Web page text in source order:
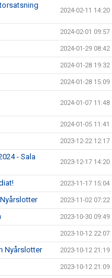
2024-02-11 14:20
2024-02-01 09:57
2024-01-29 08:42
2024-01-28 19:32
2024-01-28 15:09
2024-01-07 11:48
2024-01-05 11:41
2023-12-22 12:17
- Sala
2023-12-17 14:20
2023-11-17 15:04
2023-11-02 07:22
2023-10-30 09:49
2023-10-12 22:07
Nyårslotter 2023-10-12 21:19
2023-10-12 21:09